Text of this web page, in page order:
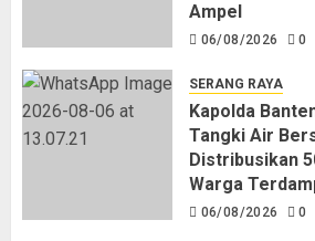
Ampel
06/08/2026 0
SERANG RAYA
Kapolda
Tangki Air
Distribusikan
Warga
06/08/2026 0